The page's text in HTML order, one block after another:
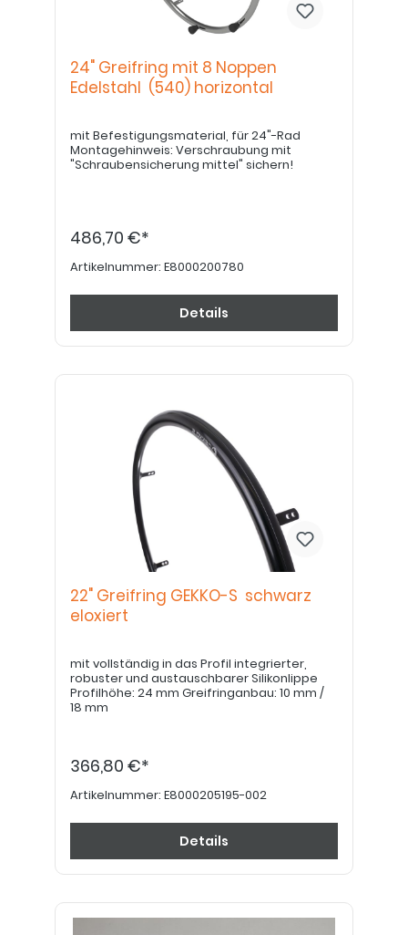
24" Greifring mit 8 Noppen
Edelstahl (540) horizontal
mit Befestigungsmaterial, für 24"-Rad
Montagehinweis: Verschraubung mit
"Schraubensicherung mittel" sichern!
486,70 €*
Artikelnummer: E8000200780
Details
22" Greifring GEKKO-S schwarz
eloxiert
mit vollständig in das Profil integrierter,
robuster und austauschbarer Silikonlippe
Profilhöhe: 24 mm Greifringanbau: 10 mm /
18 mm
366,80 €*
Artikelnummer: E8000205195-002
Details